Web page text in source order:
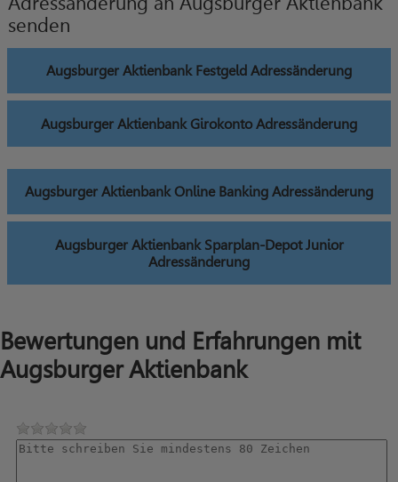
senden
Augsburger Aktienbank Festgeld Adressänderung
Augsburger Aktienbank Girokonto Adressänderung
Augsburger Aktienbank Online Banking Adressänderung
Augsburger Aktienbank Sparplan-Depot Junior
Adressänderung
Bewertungen und Erfahrungen mit
Augsburger Aktienbank